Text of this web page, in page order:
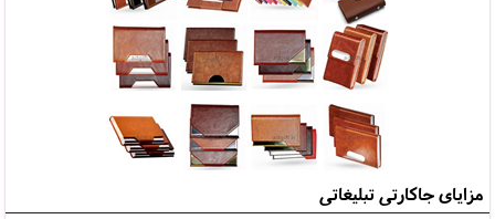
مزایای جاکارتی تبلیغاتی